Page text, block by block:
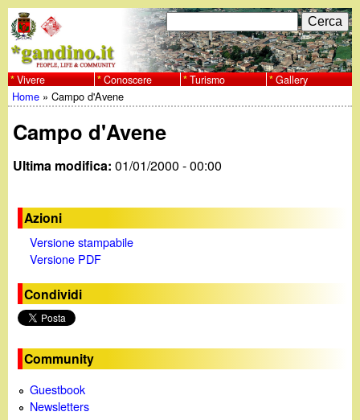
al
contenuto
principale
w
w
w
a
n
d
F
o
r
m
d
r
c
r
C
e
r
c
Vivere Conoscere Turismo Gallery
Tu
sei
qui
Home »Campo d'Avene
Campo d'Avene
Ultima modifica:01/01/2000 - 00:00
Azioni
Versione stampabile
Versione PDF
Condividi
Community
Guestbook
Newsletters